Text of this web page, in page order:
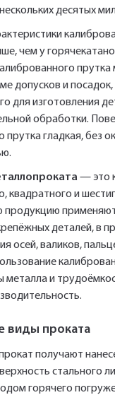
десятых
чем у
прутка
допусков и
для изготовления
обработки.
прутка гладкая, без
— это
квадратного и
продукцию
деталей, в
осей, валиков,
металла и
виды проката
получают
стального
горячего